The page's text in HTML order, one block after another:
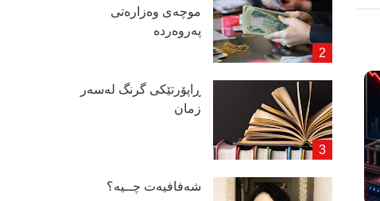
موچەی وەزارەتی
پەروەردە
ڕاپۆرتێكی گرنگ لەسەر
زمان
شەفافیەت چــیە؟